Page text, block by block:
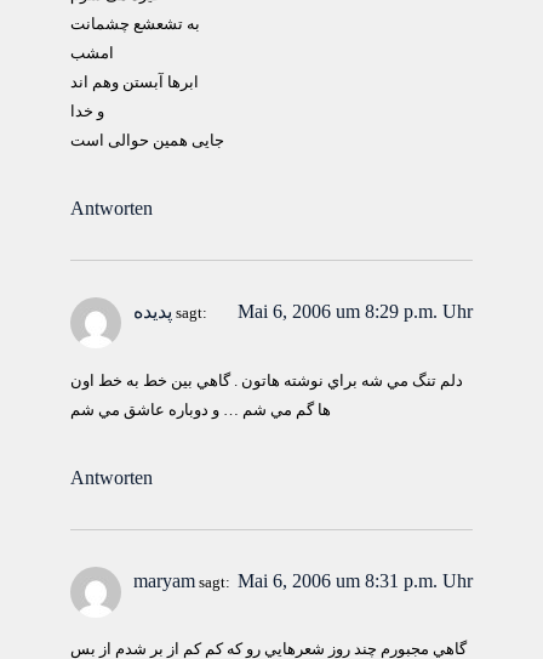
به تشعشع چشمانت
امشب
ابرها آبستن وهم اند
و خدا
جايی همين حوالی است
Antworten
پدیده sagt: Mai 6, 2006 um 8:29 p.m. Uhr
دلم تنگ مي شه براي نوشته هاتون . گاهي بين خط به خط اون
ها گم مي شم … و دوباره عاشق مي شم
Antworten
maryam sagt: Mai 6, 2006 um 8:31 p.m. Uhr
گاهي مجبورم چند روز شعرهايي رو كه كم كم از بر شدم از بس